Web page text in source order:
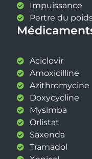
Impuissance
Pertre du
Aciclovir
Amoxicilline
Azithromycine
Doxycycline
Mysimba
Orlistat
Saxenda
Tramadol